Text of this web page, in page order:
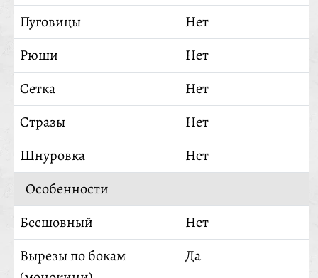
Пуговицы
Нет
Рюши
Нет
Сетка
Нет
Стразы
Нет
Шнуровка
Нет
Особенности
Бесшовный
Нет
Вырезы по бокам
Да